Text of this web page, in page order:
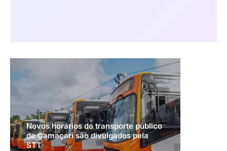
Novos horários do transporte público
de Camaçari são divulgados pela
STT